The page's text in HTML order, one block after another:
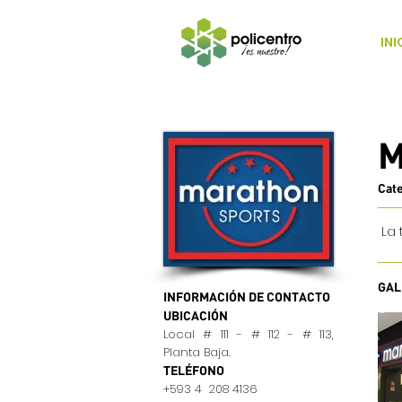
INFORMACIÓN DE CONTACTO
UBICACIÓN
Local # 111 - # 112 - # 113,
Planta Baja.
TELÉFONO
+593 4 208 4136
La